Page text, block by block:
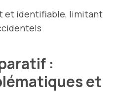
et identifiable, limitant
:
et